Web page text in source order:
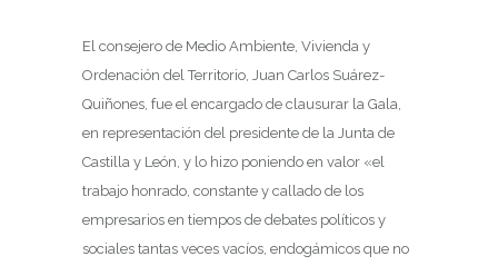
El consejero de Medio Ambiente, Vivienda y
Ordenación del Territorio, Juan Carlos Suárez-
Quiñones, fue el encargado de clausurar la Gala,
en representación del presidente de la Junta de
Castilla y León, y lo hizo poniendo en valor «el
trabajo honrado, constante y callado de los
empresarios en tiempos de debates políticos y
sociales tantas veces vacíos, endogámicos que no